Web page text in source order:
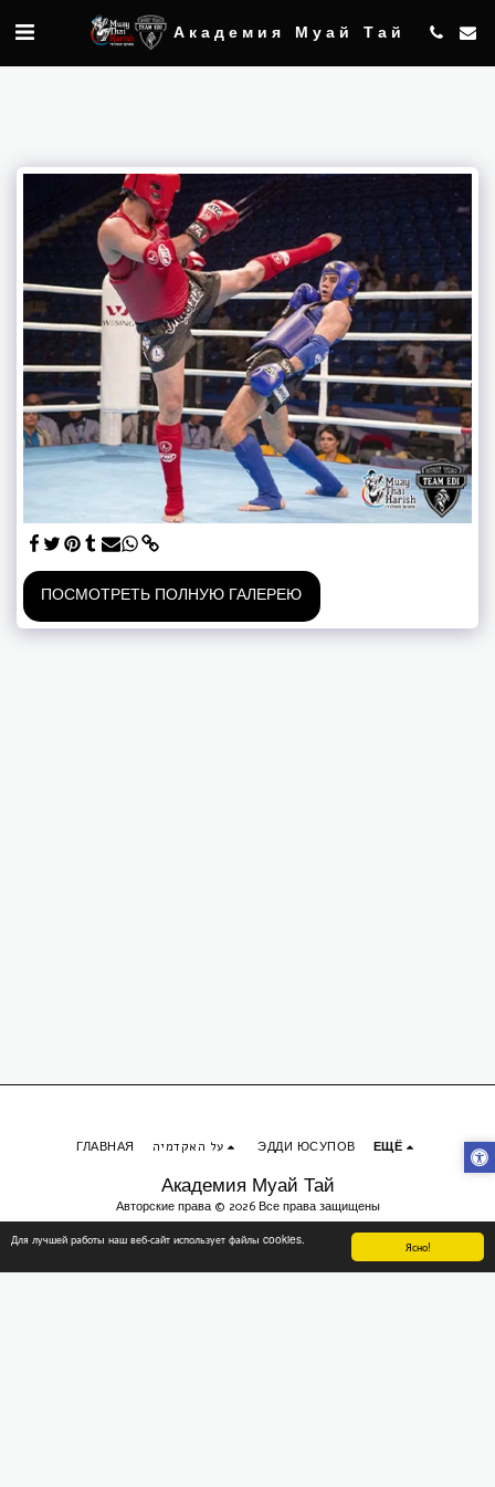
Ясно!
Для лучшей работы наш веб-сайт использует файлы cookies.
Академия Муай Тай
ПОСМОТРЕТЬ ПОЛНУЮ ГАЛЕРЕЮ
Академия Муай Тай
Авторские права © 2026 Все права защищены
ГЛАВНАЯ על האקדמיה ЭДДИ ЮСУПОВ ЕЩЁ